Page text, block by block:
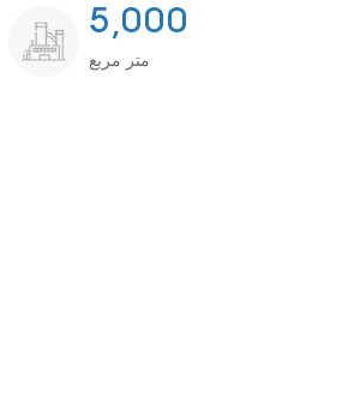
5,000
متر مربع